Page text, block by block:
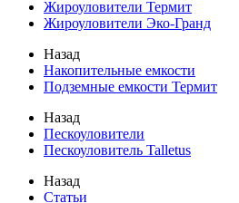
Жироуловители Термит
Жироуловители Эко-Гранд
Назад
Накопительные емкости
Подземные емкости Термит
Назад
Пескоуловители
Пескоуловитель Talletus
Назад
Статьи